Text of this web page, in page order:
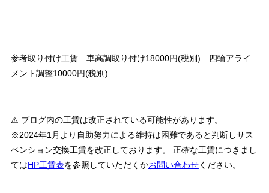
参考取り付け工賃 車高調取り付け18000円(税別) 四輪アライ
メント調整10000円(税別)
⚠ ブログ内の工賃は改正されている可能性があります。
※2024年1月より自助努力による維持は困難であると判断しサス
ペンション交換工賃を改正しております。 正確な工賃につきまし
てはHP工賃表を参照していただくかお問い合わせください。